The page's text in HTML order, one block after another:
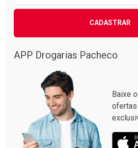
CADASTRAR
APP Drogarias Pacheco
Baixe o